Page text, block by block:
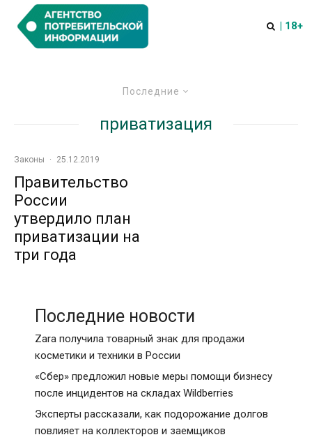
| 18+
Последние
приватизация
Законы · 25.12.2019
Правительство
России
утвердило план
приватизации на
три года
Последние новости
Zara получила товарный знак для продажи
косметики и техники в России
«Сбер» предложил новые меры помощи бизнесу
после инцидентов на складах Wildberries
Эксперты рассказали, как подорожание долгов
повлияет на коллекторов и заемщиков